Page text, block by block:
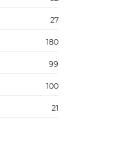
27
180
99
100
21